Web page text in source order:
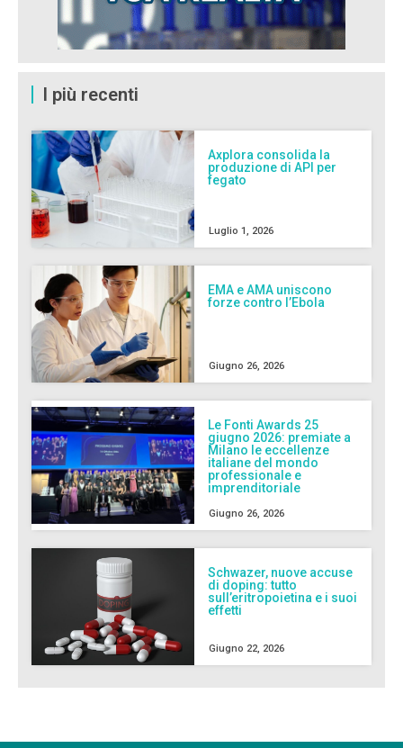
I più recenti
Axplora consolida la
produzione di API per
fegato
Luglio 1, 2026
EMA e AMA uniscono
forze contro l’Ebola
Giugno 26, 2026
Le Fonti Awards 25
giugno 2026: premiate a
Milano le eccellenze
italiane del mondo
professionale e
imprenditoriale
Giugno 26, 2026
Schwazer, nuove accuse
di doping: tutto
sull’eritropoietina e i suoi
effetti
Giugno 22, 2026